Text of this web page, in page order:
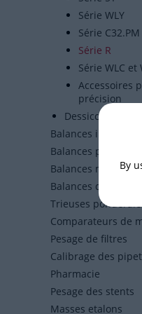
Série WLY
Série C32.PM
Série R
Série WLC et
Accessoires
précision
Dessiccateurs
Balances
Balances pour les
Balances médicales
Balances de
Trieuses
Comparateurs de
Pesage de filtres
Calibrage des
Pharmacie
Pesage des stents
Masses etalons
By